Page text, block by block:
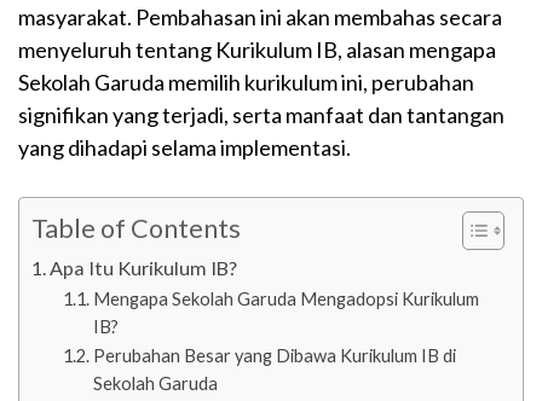
masyarakat. Pembahasan ini akan membahas secara
menyeluruh tentang Kurikulum IB, alasan mengapa
Sekolah Garuda memilih kurikulum ini, perubahan
signifikan yang terjadi, serta manfaat dan tantangan
yang dihadapi selama implementasi.
Table of Contents
Apa Itu Kurikulum IB?
Mengapa Sekolah Garuda Mengadopsi Kurikulum
IB?
Perubahan Besar yang Dibawa Kurikulum IB di
Sekolah Garuda